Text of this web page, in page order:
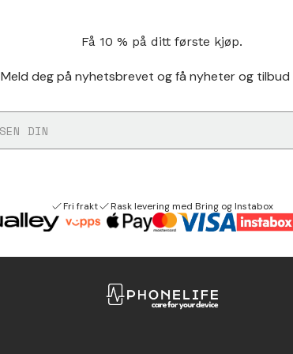
Få 10 % på ditt første kjøp.
Meld deg på nyhetsbrevet og få nyheter og
Fri frakt Rask levering med Bring og Instabox